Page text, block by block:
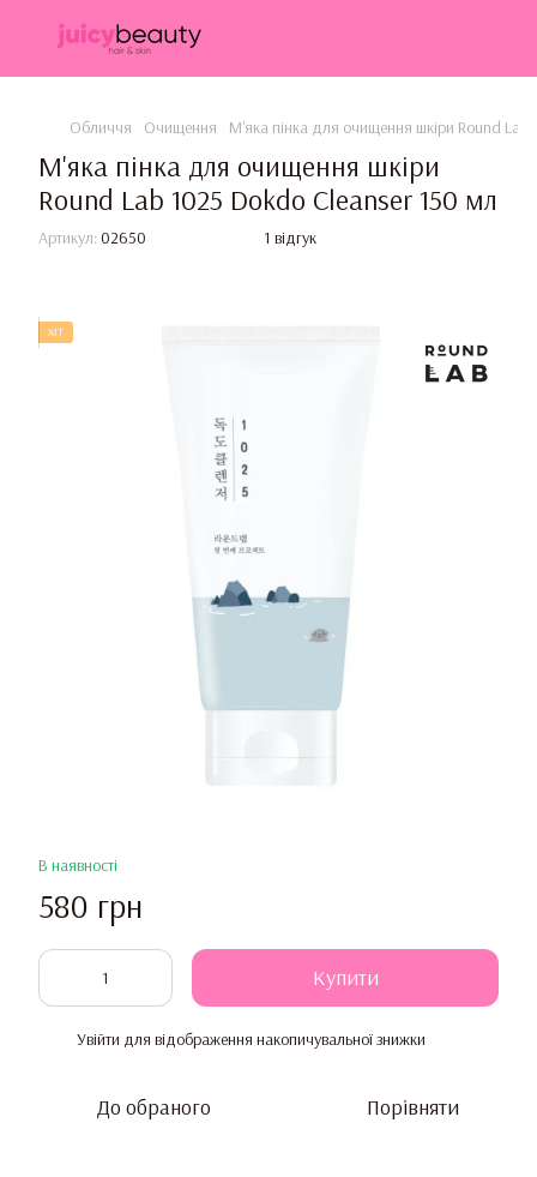
Обличчя Очищення М'яка пінка для очищення шкіри Round
М'яка пінка для очищення шкіри
Round Lab 1025 Dokdo Cleanser 150 мл
Артикул: 02650 1 відгук
ХІТ
В наявності
580 грн
Купити
Увійти для відображення накопичувальної знижки
До обраного Порівняти